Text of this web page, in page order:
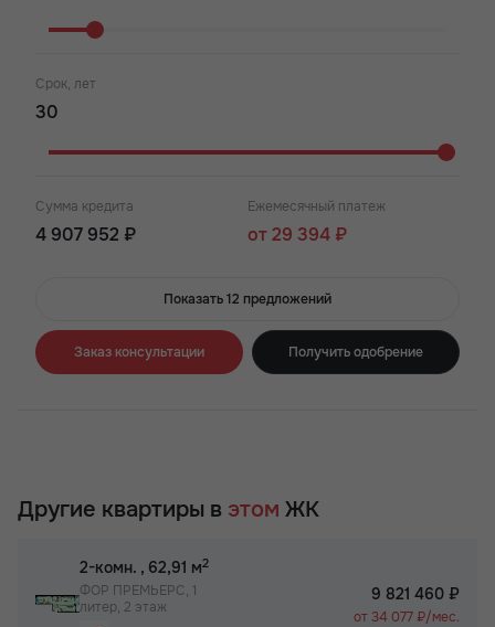
Срок, лет
Сумма кредита
4 907 952 ₽
Ежемесячный платеж
от 29 394 ₽
Показать 12 предложений
Заказ консультации Получить одобрение
Другие квартиры в этом ЖК
2-комн. , 62,91 м2
ФОР ПРЕМЬЕРС, 1
литер, 2 этаж
9 821 460 ₽
от 34 077 ₽/мес.